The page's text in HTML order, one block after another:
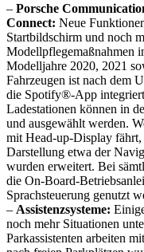
– Porsche
Connect: Neue
Startbildschirm und noch
Modellpflegemaßnahmen
Modelljahre 2020, 2021
Fahrzeugen ist nach dem
die Spotify®-App
Ladestationen können in
und ausgewählt werden.
mit Head-up-Display
Darstellung etwa der
wurden erweitert. Bei
die On-Board-
Sprachsteuerung genutzt
– Assistenzsysteme:
noch mehr Situationen
Parkassistenten arbeiten